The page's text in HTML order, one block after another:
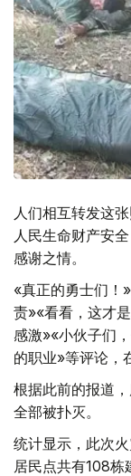
人们相互转发这
人民生命财产安
感谢之情。
«真正的勇士们！
责»«看看，这才
感激»«小伙子们
的职业»等评论，
根据此前的报道
全部被扑灭。
统计显示，此次
居民点共有108栋